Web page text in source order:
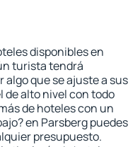
disponibles en
turista tendrá
algo que se ajuste a sus
de alto nivel con todo
de hoteles con un
en Parsberg puedes
presupuesto.